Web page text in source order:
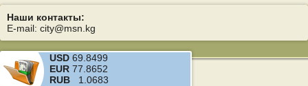
Наши контакты:
E-mail: city@msn.kg
USD 69.8499
EUR 77.8652
RUB 1.0683